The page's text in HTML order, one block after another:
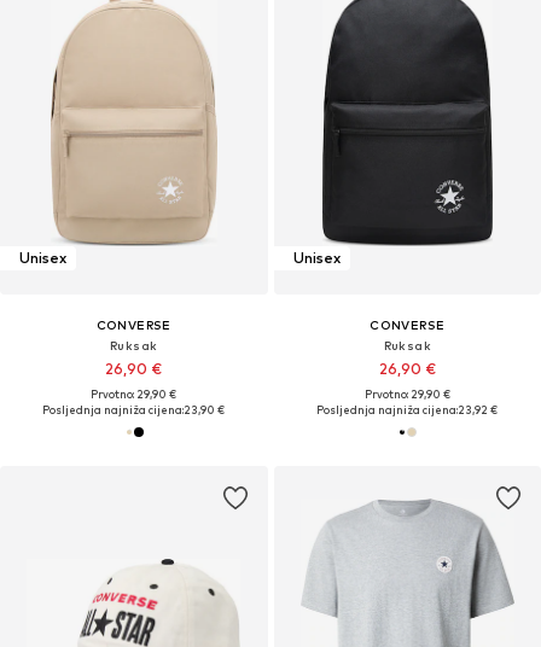
Unisex
CONVERSE
Ruksak
26,90 €
Prvotno: 29,90 €
Posljednja najniža cijena:23,90 €
Unisex
CONVERSE
Ruksak
26,90 €
Prvotno: 29,90 €
Posljednja najniža cijena:23,92 €